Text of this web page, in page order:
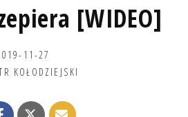
[WIDEO]
11-27
KOŁODZIEJSKI